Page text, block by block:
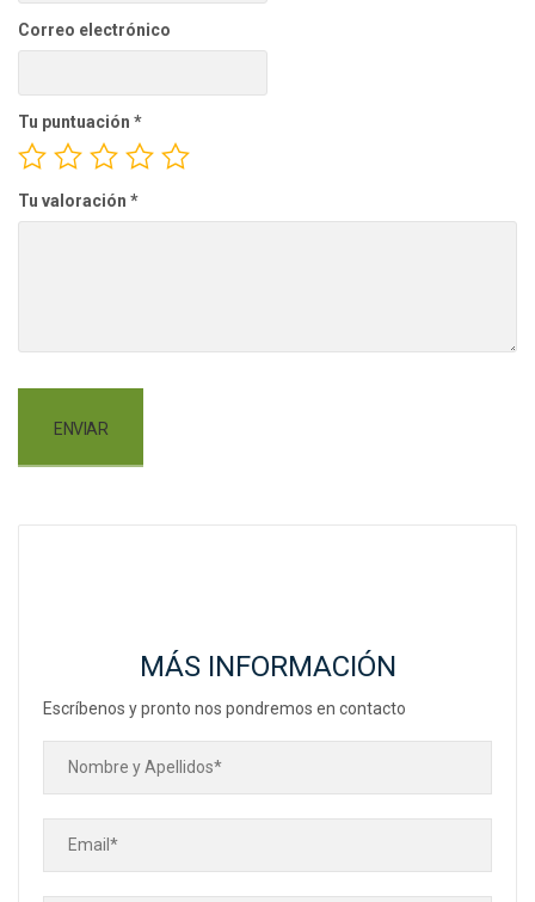
Correo electrónico
Tu puntuación *
Tu valoración *
MÁS INFORMACIÓN
Escríbenos y pronto nos pondremos en contacto